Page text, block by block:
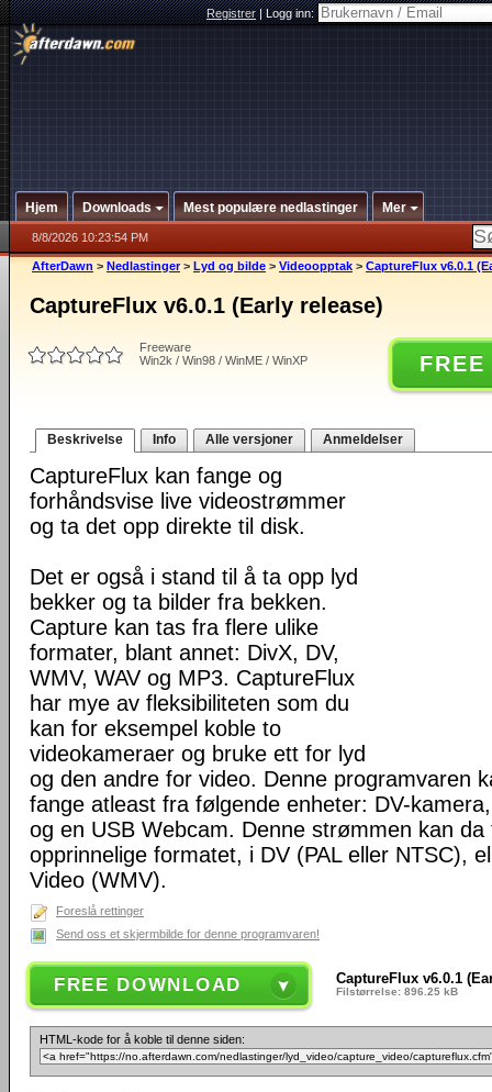
Registrer|Logg inn:
Hjem Downloads Mest populære nedlastinger Mer
8/8/2026 10:23:54 PM
AfterDawn > Nedlastinger > Lyd og bilde > Videoopptak > CaptureFlux v6.0.1
CaptureFlux v6.0.1 (Early release)
Freeware
Win2k / Win98 / WinME / WinXP
Beskrivelse Info Alle versjoner Anmeldelser
CaptureFlux kan fange og
forhåndsvise live videostrømmer
og ta det opp direkte til disk.
Det er også i stand til å ta opp lyd
bekker og ta bilder fra bekken.
Capture kan tas fra flere ulike
formater, blant annet: DivX, DV,
WMV, WAV og MP3. CaptureFlux
har mye av fleksibiliteten som du
kan for eksempel koble to
videokameraer og bruke ett for lyd
og den andre for video. Denne programvaren
fange atleast fra følgende enheter: DV-
og en USB Webcam. Denne strømmen kan
opprinnelige formatet, i DV (PAL eller NTSC),
Video (WMV).
Foreslå rettinger
Send oss et skjermbilde for denne programvaren!
FREE DOWNLOAD CaptureFlux v6.0.1
Filstørrelse: 896.25 kB
HTML-kode for å koble til denne siden: